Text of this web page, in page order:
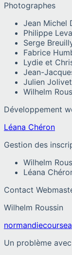
Photographes
Jean Michel
Philippe
Serge
Fabrice
Lydie et
Jean-
Julien Jolivet
Wilhelm
Développement
Léana Chéron
Gestion des
Wilhelm
Léana
Contact
Wilhelm Roussin
Un problème